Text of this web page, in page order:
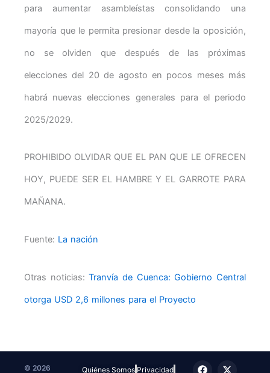
para aumentar asambleístas consolidando una
mayoría que le permita presionar desde la oposición,
no se olviden que después de las próximas
elecciones del 20 de agosto en pocos meses más
habrá nuevas elecciones generales para el periodo
2025/2029.
PROHIBIDO OLVIDAR QUE EL PAN QUE LE OFRECEN
HOY, PUEDE SER EL HAMBRE Y EL GARROTE PARA
MAÑANA.
Fuente: La nación
Otras noticias:Tranvía de Cuenca: Gobierno Central
otorga USD 2,6 millones para el Proyecto
© 2026 Quiénes Somos Privacidad
F
X
T
T